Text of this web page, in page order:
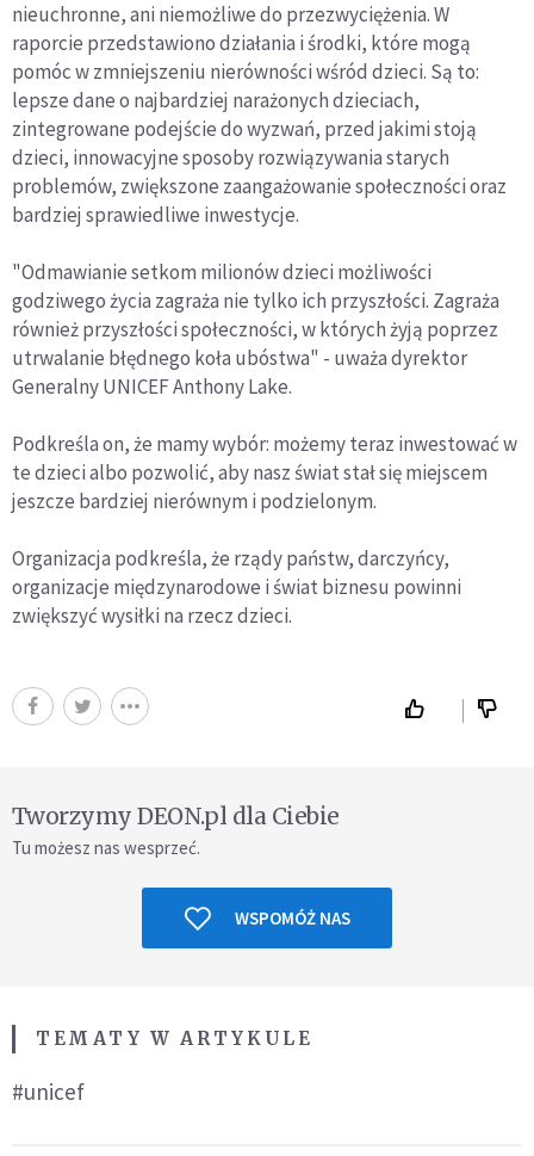
nieuchronne, ani niemożliwe do przezwyciężenia. W
raporcie przedstawiono działania i środki, które mogą
pomóc w zmniejszeniu nierówności wśród dzieci. Są to:
lepsze dane o najbardziej narażonych dzieciach,
zintegrowane podejście do wyzwań, przed jakimi stoją
dzieci, innowacyjne sposoby rozwiązywania starych
problemów, zwiększone zaangażowanie społeczności oraz
bardziej sprawiedliwe inwestycje.
"Odmawianie setkom milionów dzieci możliwości
godziwego życia zagraża nie tylko ich przyszłości. Zagraża
również przyszłości społeczności, w których żyją poprzez
utrwalanie błędnego koła ubóstwa" - uważa dyrektor
Generalny UNICEF Anthony Lake.
Podkreśla on, że mamy wybór: możemy teraz inwestować w
te dzieci albo pozwolić, aby nasz świat stał się miejscem
jeszcze bardziej nierównym i podzielonym.
Organizacja podkreśla, że rządy państw, darczyńcy,
organizacje międzynarodowe i świat biznesu powinni
zwiększyć wysiłki na rzecz dzieci.
Tworzymy DEON.pl dla Ciebie
Tu możesz nas wesprzeć.
WSPOMÓŻ NAS
TEMATY W ARTYKULE
#unicef